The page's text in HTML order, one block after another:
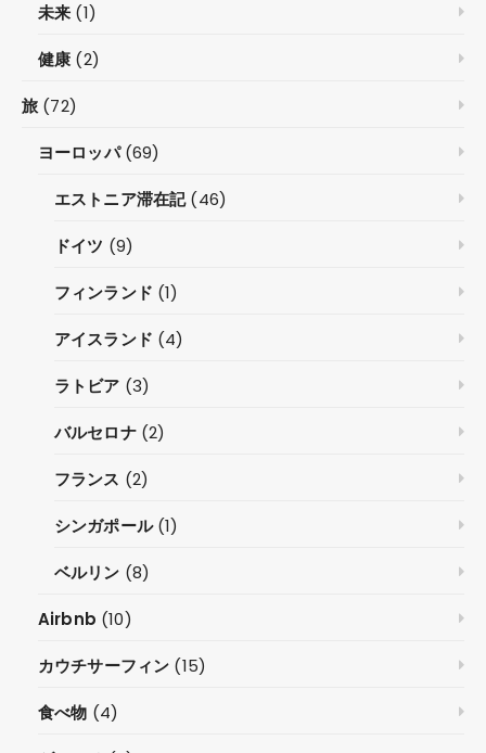
未来 (1)
健康 (2)
旅 (72)
ヨーロッパ(69)
エストニア滞在記(46)
ドイツ (9)
フィンランド (1)
アイスランド (4)
ラトビア (3)
バルセロナ(2)
フランス (2)
シンガポール(1)
ベルリン (8)
Airbnb (10)
カウチサーフィン (15)
食べ物 (4)